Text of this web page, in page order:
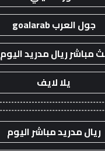
جول العرب goalarab
مباشر ريال مدريد اليوم
يلا لايف
ريال مدريد مباشر اليوم